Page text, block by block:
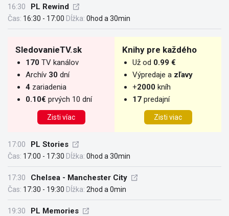
16:30 PL Rewind
Čas: 16:30 - 17:00 Dĺžka: 0hod a 30min
SledovanieTV.sk
170 TV kanálov
Archív 30 dní
4 zariadenia
0.10€ prvých 10 dní
Zisti víac
Knihy pre každého
Už od 0.99 €
Výpredaje a zľavy
+2000 kníh
17 predajní
Zisti viac
17:00 PL Stories
Čas: 17:00 - 17:30 Dĺžka: 0hod a 30min
17:30 Chelsea - Manchester City
Čas: 17:30 - 19:30 Dĺžka: 2hod a 0min
19:30 PL Memories